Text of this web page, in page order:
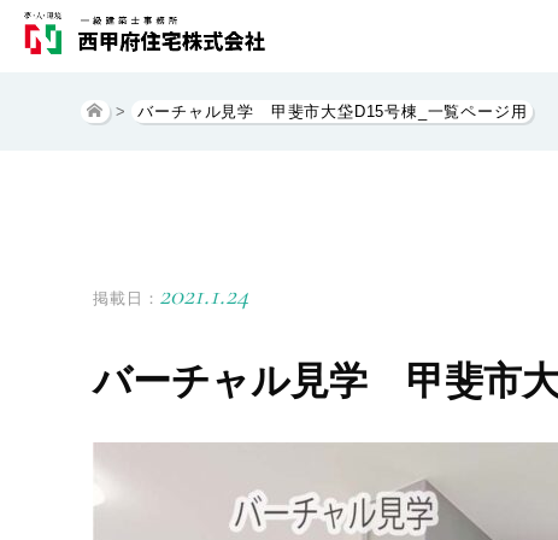
> バーチャル見学 甲斐市大垈D15号棟_一覧ページ用
掲載日： 2021.1.24
バーチャル見学 甲斐市